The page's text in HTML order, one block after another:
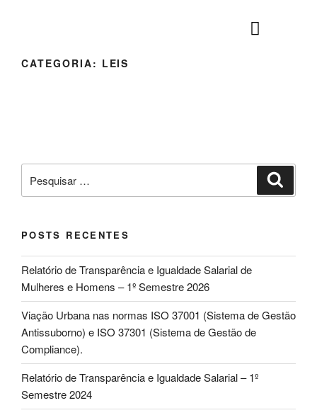
CATEGORIA: LEIS
POSTS RECENTES
Relatório de Transparência e Igualdade Salarial de
Mulheres e Homens – 1º Semestre 2026
Viação Urbana nas normas ISO 37001 (Sistema de Gestão
Antissuborno) e ISO 37301 (Sistema de Gestão de
Compliance).
Relatório de Transparência e Igualdade Salarial – 1º
Semestre 2024